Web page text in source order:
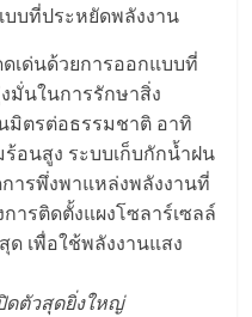
บที่ประหยัดพลังงาน
เด่นด้วยการออกแบบที่
มั่นในการรักษาสิ่ง
มิตรต่อธรรมชาติ อาทิ
อนสูง ระบบเก็บกักน้ำฝน
ารพึ่งพาแหล่งพลังงานที่
ารติดตั้งแผงโซลาร์เซลล์
เพื่อใช้พลังงานแสง